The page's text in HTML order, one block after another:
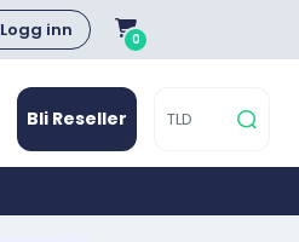
Logg inn 0
Bli Reseller